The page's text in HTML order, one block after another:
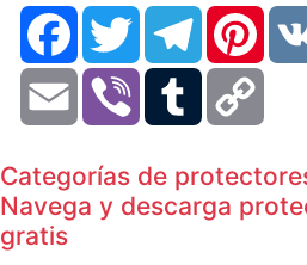
FacebookTwitter Telegram
Email Viber Tumblr
Categorías de
Navega y descarga
gratis